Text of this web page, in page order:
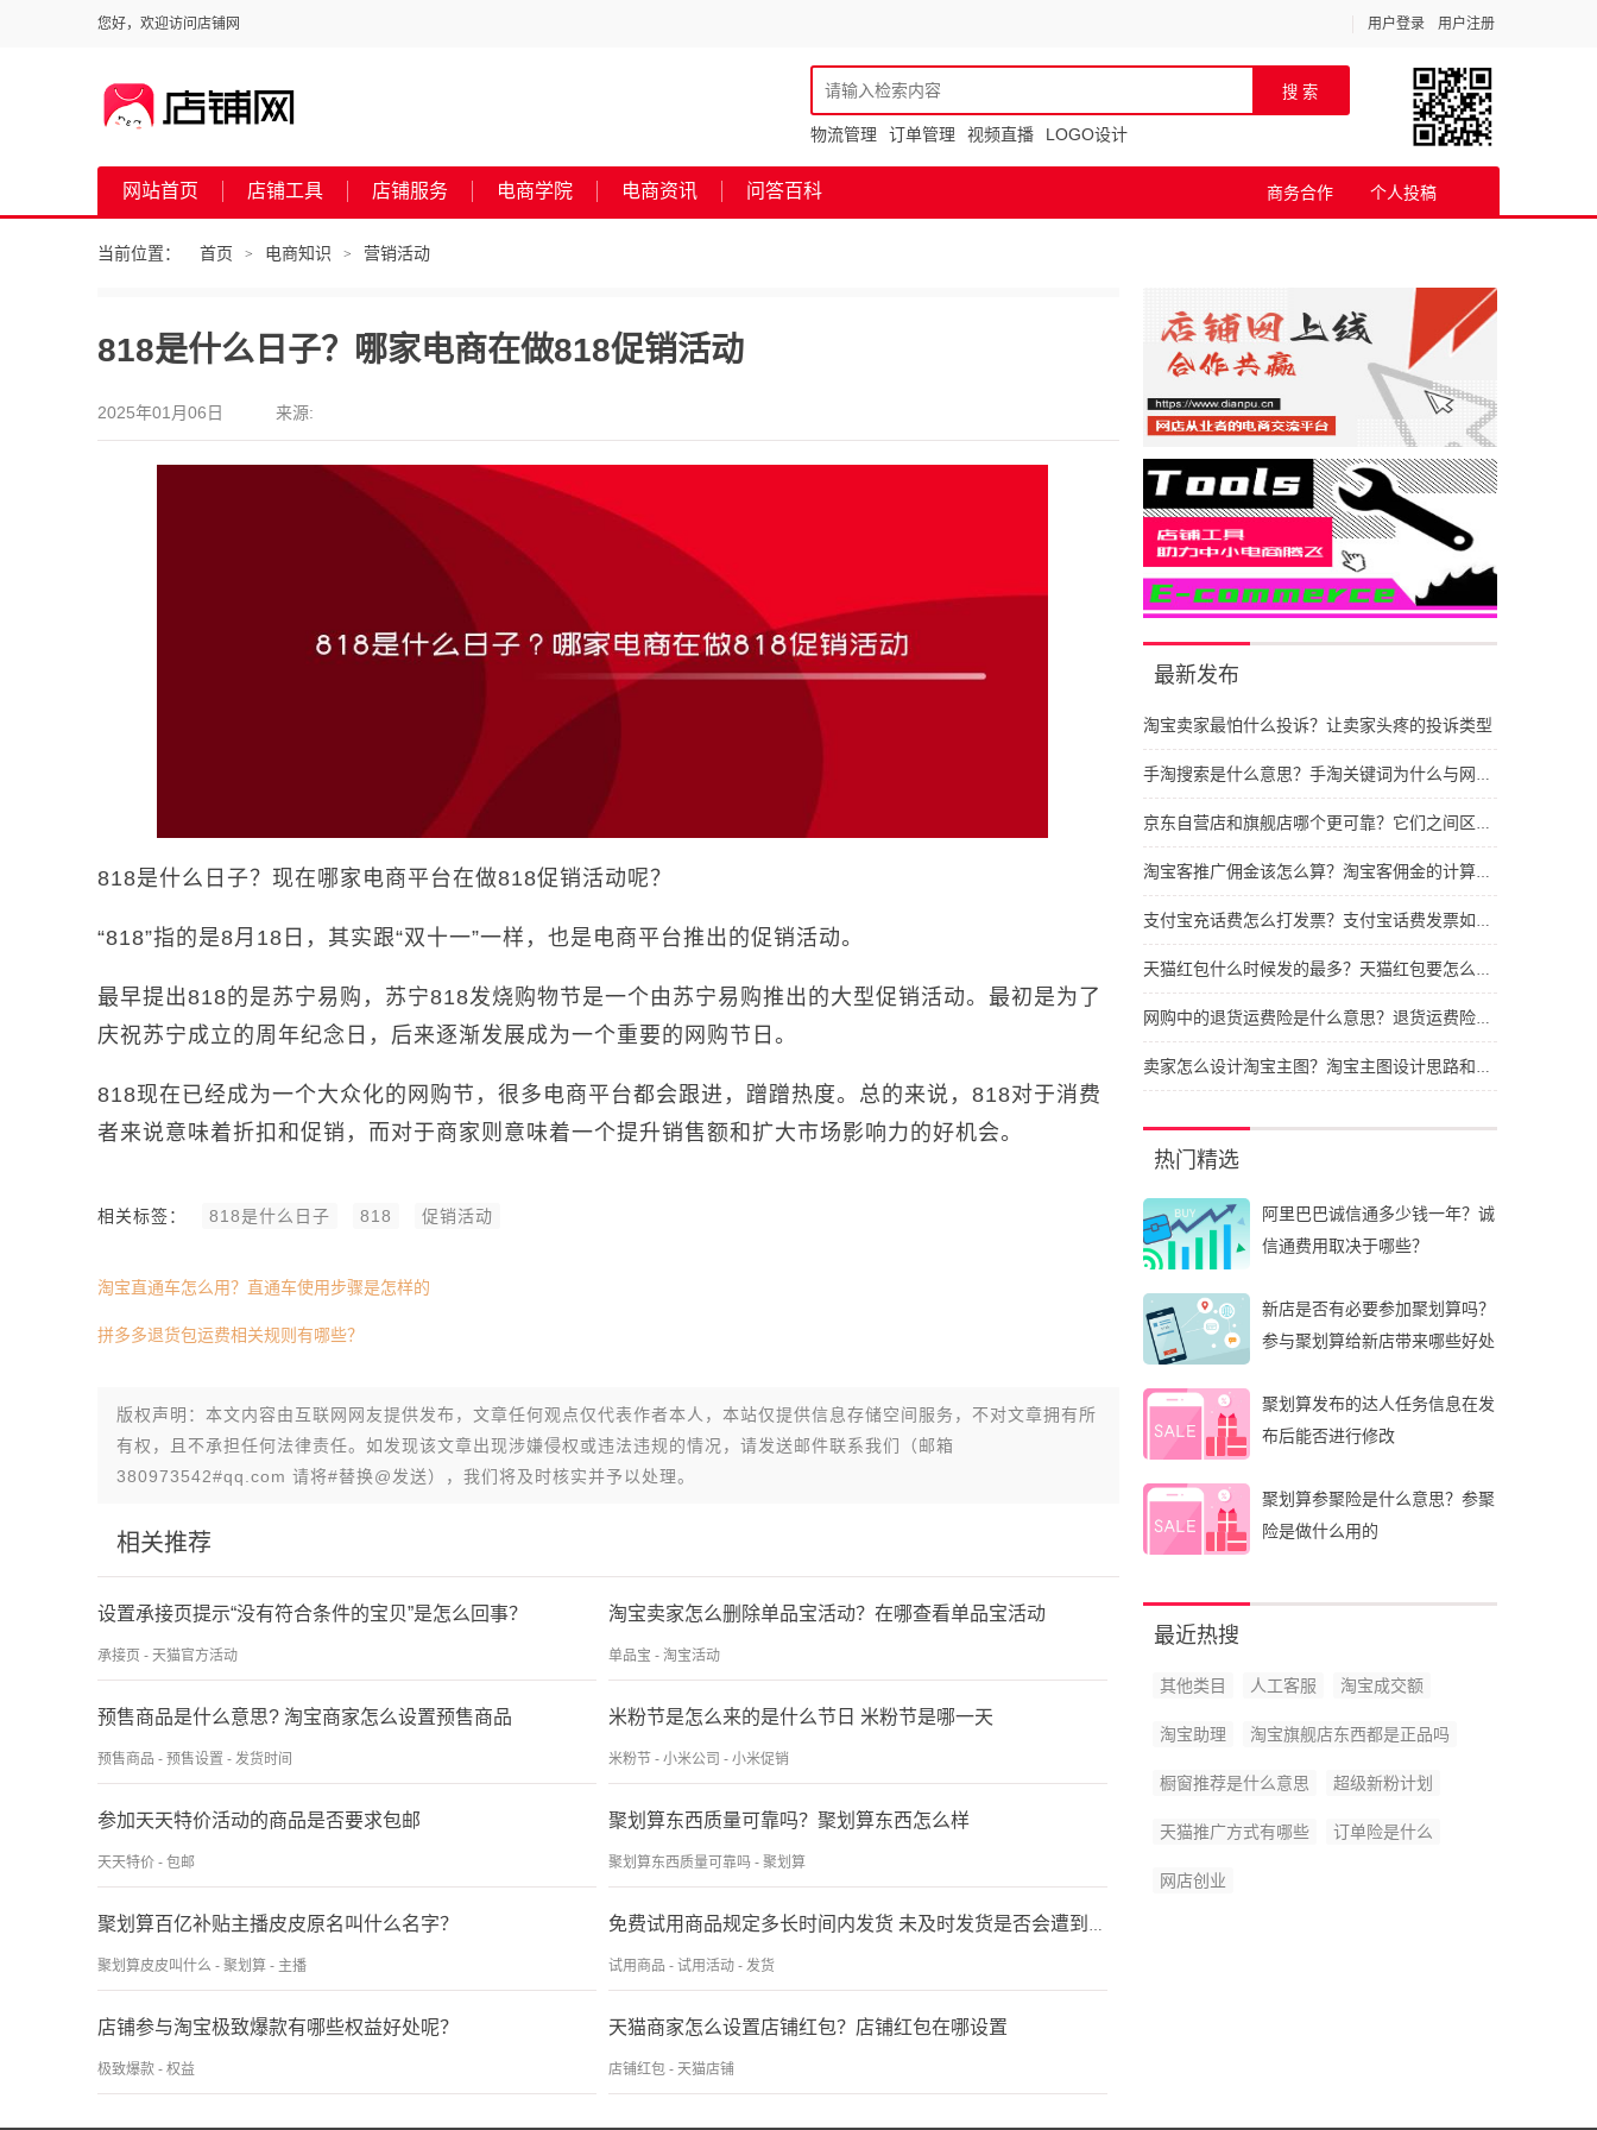
您好，欢迎访问店铺网 用户登录 用户注册
物流管理 订单管理 视频直播 LOGO设计
网站首页 店铺工具 店铺服务 电商学院 电商资讯 问答百科 商务合作 个人投稿
当前位置： 首页 > 电商知识 > 营销活动
818是什么日子？哪家电商在做818促销活动
2025年01月06日 来源:
818是什么日子？现在哪家电商平台在做818促销活动呢？
“818”指的是8月18日，其实跟“双十一”一样，也是电商平台推出的促销活动。
最早提出818的是苏宁易购，苏宁818发烧购物节是一个由苏宁易购推出的大型促销活动。最初是为了
庆祝苏宁成立的周年纪念日，后来逐渐发展成为一个重要的网购节日。
818现在已经成为一个大众化的网购节，很多电商平台都会跟进，蹭蹭热度。总的来说，818对于消费
者来说意味着折扣和促销，而对于商家则意味着一个提升销售额和扩大市场影响力的好机会。
相关标签： 818是什么日子 818 促销活动
淘宝直通车怎么用？直通车使用步骤是怎样的
拼多多退货包运费相关规则有哪些？
版权声明：本文内容由互联网网友提供发布，文章任何观点仅代表作者本人，本站仅提供信息存储空间服务，不对文章拥有所
有权，且不承担任何法律责任。如发现该文章出现涉嫌侵权或违法违规的情况，请发送邮件联系我们（邮箱
380973542#qq.com 请将#替换@发送），我们将及时核实并予以处理。
相关推荐
设置承接页提示“没有符合条件的宝贝”是怎么回事？
承接页 - 天猫官方活动
淘宝卖家怎么删除单品宝活动？在哪查看单品宝活动
单品宝 - 淘宝活动
预售商品是什么意思? 淘宝商家怎么设置预售商品
预售商品 - 预售设置 - 发货时间
米粉节是怎么来的是什么节日 米粉节是哪一天
米粉节 - 小米公司 - 小米促销
参加天天特价活动的商品是否要求包邮
天天特价 - 包邮
聚划算东西质量可靠吗？聚划算东西怎么样
聚划算东西质量可靠吗 - 聚划算
聚划算百亿补贴主播皮皮原名叫什么名字？
聚划算皮皮叫什么 - 聚划算 - 主播
免费试用商品规定多长时间内发货 未及时发货是否会遭到处罚
试用商品 - 试用活动 - 发货
店铺参与淘宝极致爆款有哪些权益好处呢？
极致爆款 - 权益
天猫商家怎么设置店铺红包？店铺红包在哪设置
店铺红包 - 天猫店铺
最新发布
淘宝卖家最怕什么投诉？让卖家头疼的投诉类型
手淘搜索是什么意思？手淘关键词为什么与网站不同
京东自营店和旗舰店哪个更可靠？它们之间区别有哪些
淘宝客推广佣金该怎么算？淘宝客佣金的计算依据
支付宝充话费怎么打发票？支付宝话费发票如何开具
天猫红包什么时候发的最多？天猫红包要怎么抢呢
网购中的退货运费险是什么意思？退货运费险干什么用的
卖家怎么设计淘宝主图？淘宝主图设计思路和建议
热门精选
阿里巴巴诚信通多少钱一年？诚
信通费用取决于哪些？
新店是否有必要参加聚划算吗？
参与聚划算给新店带来哪些好处
聚划算发布的达人任务信息在发
布后能否进行修改
聚划算参聚险是什么意思？参聚
险是做什么用的
最近热搜
其他类目 人工客服 淘宝成交额
淘宝助理 淘宝旗舰店东西都是正品吗
橱窗推荐是什么意思 超级新粉计划
天猫推广方式有哪些 订单险是什么
网店创业